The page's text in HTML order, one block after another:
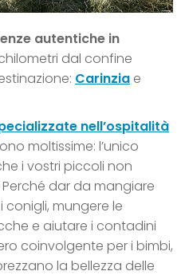
autentiche in
dal confine
Carinzia e
nell’ospitalità
moltissime: l’unico
i vostri piccoli non
dar da mangiare
conigli, mungere le
e aiutare i contadini
coinvolgente per i bimbi,
la bellezza delle